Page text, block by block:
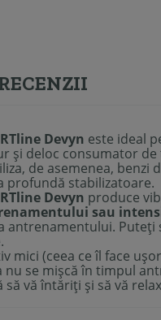
Devyn este ideal
și deloc consumator
de asemenea,
profundă stabilizatoare.
Devyn produce
sau
antrenamentului. Puteți
mici (ceea ce îl face
se mișcă în timpul
vă întăriți și să vă